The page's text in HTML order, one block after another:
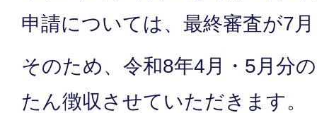
申請については、最終審査が7
そのため、令和8年4月・5月分
たん徴収させていただきます。